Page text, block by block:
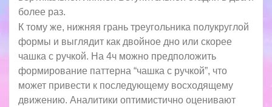
более раз.
К тому же, нижняя грань треугольника полукруглой
формы и выглядит как двойное дно или скорее
чашка с ручкой. На 4ч можно предположить
формирование паттерна “чашка с ручкой”, что
может привести к последующему восходящему
движению. Аналитики оптимистично оценивают